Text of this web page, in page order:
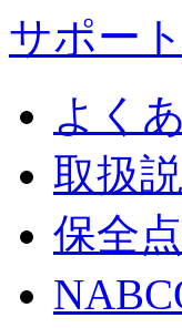
サポート
よく
取扱
保全